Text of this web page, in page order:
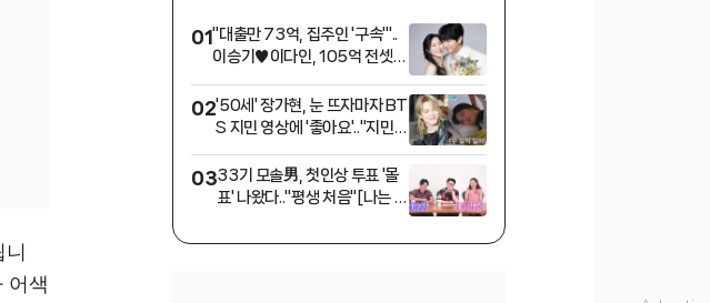
어색
01"대출만 73억, 집주인 '구속'"..
이승기♥이다인, 105억 전셋집
02'50세' 장가현, 눈 뜨자마자 BT
S 지민 영상에 '좋아요'.."지민앓
View]
0333기 모솔男, 첫인상 투표 '몰
표' 나왔다.."평생 처음"[나는 솔